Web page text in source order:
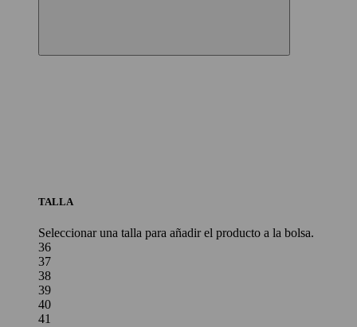
TALLA
Seleccionar una talla para añadir el producto a la bolsa.
36
37
38
39
40
41